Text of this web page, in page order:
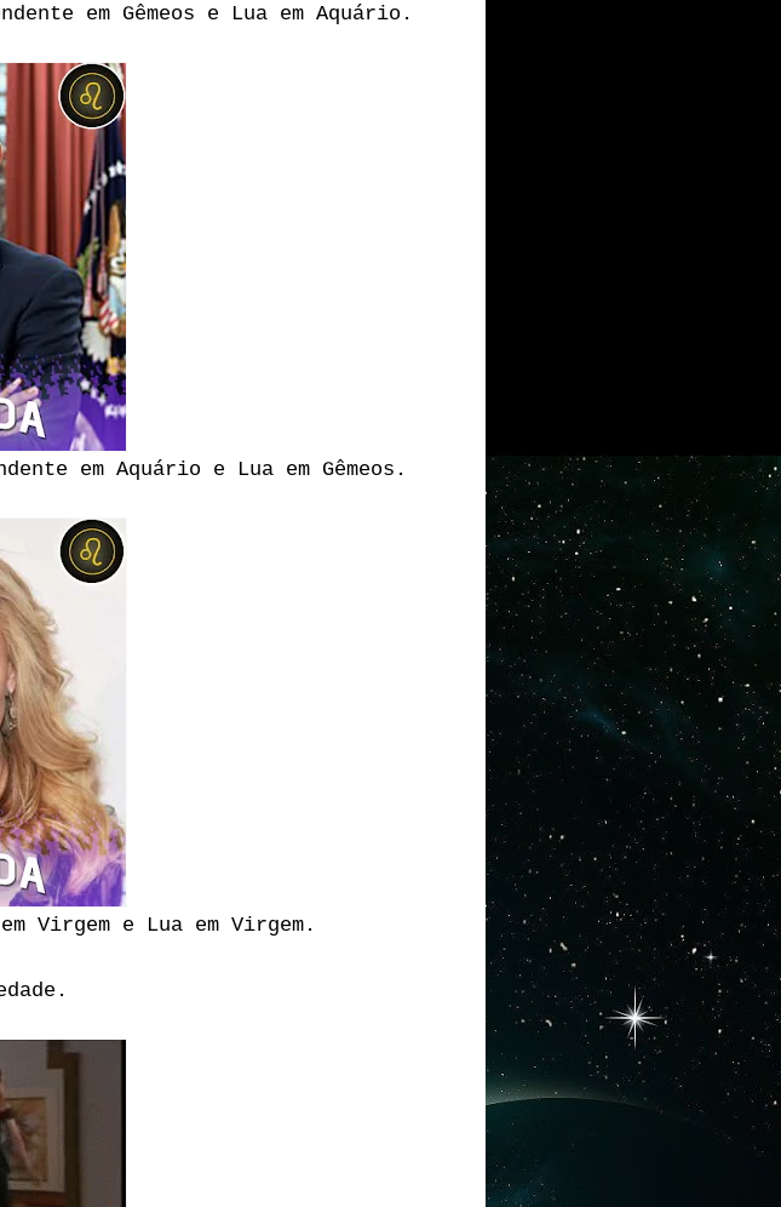
em Gêmeos e Lua em Aquário.
em Aquário e Lua em Gêmeos.
Virgem e Lua em Virgem.